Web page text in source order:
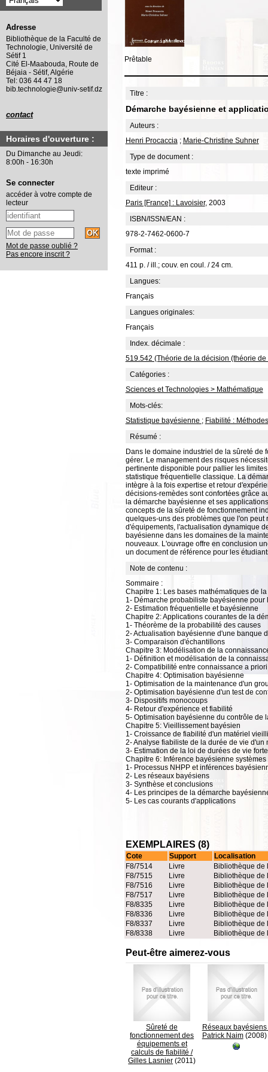
Prêtable
Titre :
Démarche bayésienne et
Auteurs :
Henri Procaccia; Marie-Christine Suhner
Type de document :
texte imprimé
Editeur :
Paris [France] : Lavoisier, 2003
ISBN/ISSN/EAN :
978-2-7462-0600-7
Format :
411 p. / ill.; couv. en coul. / 24 cm.
Langues:
Français
Langues originales:
Français
Index. décimale :
519.542 (Théorie de la décision (théorie
Catégories :
Sciences et Technologies > Mathématique
Mots-clés:
Statistique bayésienne ; Fiabilité :
Résumé :
Dans le domaine industriel de la sûreté de
gérer. Le management des risques
pertinente disponible pour pallier les
statistique fréquentielle classique. La
intègre à la fois expertise et retour
décisions-remèdes sont confortées grâce
la démarche bayésienne et ses
concepts de la sûreté de fonctionnement
quelques-uns des problèmes que l'on
d'équipements, l'actualisation dynamique
bayésienne dans les domaines de la
nouveaux. L'ouvrage offre en conclusion
un document de référence pour les
Note de contenu :
Sommaire :
Chapitre 1: Les bases mathématiques de
1- Démarche probabiliste bayésienne pour
2- Estimation fréquentielle et bayésienne
Chapitre 2: Applications courantes de la
1- Théorème de la probabilité des causes
2- Actualisation bayésienne d'une banque
3- Comparaison d'échantillons
Chapitre 3: Modélisation de la
1- Définition et modélisation de la
2- Compatibilité entre connaissance a
Chapitre 4: Optimisation bayésienne
1- Optimisation de la maintenance d'un
2- Optimisation bayésienne d'un test de
3- Dispositifs monocoups
4- Retour d'expérience et fiabilité
5- Optimisation bayésienne du contrôle de
Chapitre 5: Vieillissement bayésien
1- Croissance de fiabilité d'un matériel
2- Analyse fiabiliste de la durée de vie
3- Estimation de la loi de durées de vie
Chapitre 6: Inférence bayésienne systèmes
1- Processus NHPP et inférences
2- Les réseaux bayésiens
3- Synthèse et conclusions
4- Les principes de la démarche
5- Les cas courants d'applications
EXEMPLAIRES (8)
Cote Support
Localisation
F8/7514
Livre
Bibliothèque de
F8/7515
Livre
Bibliothèque de
F8/7516
Livre
Bibliothèque de
F8/7517
Livre
Bibliothèque de
F8/8335
Livre
Bibliothèque de
F8/8336
Livre
Bibliothèque de
F8/8337
Livre
Bibliothèque de
F8/8338
Livre Bibliothèque de
Peut-être aimerez-vous
Sûreté de
fonctionnement des
équipements et
calculs de fiabilité /
Gilles Lasnier (2011)
Réseaux bayésiens
Patrick Naim(2008)
Adresse
Bibliothèque de la Faculté de
Technologie, Université de
Sétif 1
Cité El-Maabouda, Route de
Béjaia - Sétif, Algérie
Tel: 036 44 47 18
bib.technologie@univ-setif.dz
contact
Horaires d'ouverture :
Du Dimanche au Jeudi:
8:00h - 16:30h
Se connecter
accéder à votre compte de
lecteur
Mot de passe oublié ?
Pas encore inscrit ?